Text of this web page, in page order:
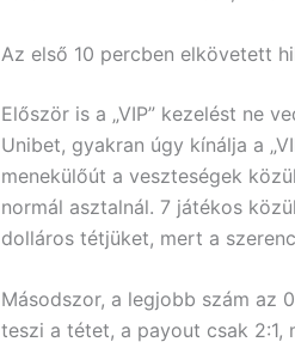
Az első 10 percben elkövetett
Először is a „VIP” kezelést ne
Unibet, gyakran úgy kínálja a
menekülőút a veszteségek
normál asztalnál. 7 játékos
dolláros tétjüket, mert a
Másodszor, a legjobb szám az
teszi a tétet, a payout csak 2:1,